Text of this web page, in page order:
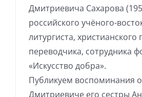
Дмитриевича Сахарова
российского учёного-
литургиста, христианского
переводчика, сотрудника
«Искусство добра».
Публикуем воспоминания
Дмитриевиче его сестры